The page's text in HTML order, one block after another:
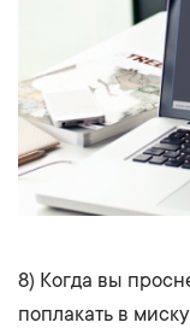
8) Когда вы
поплакать в